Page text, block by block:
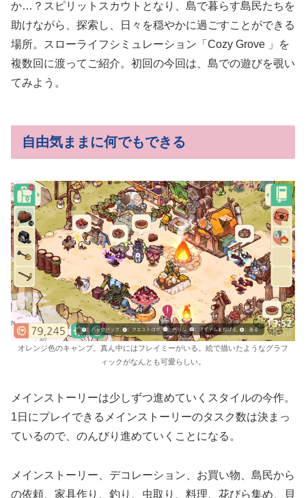
か…？スピリットスカウトとなり、島で暮らす島民たちを
助けながら、探索し、日々を穏やかに過ごすことができる
場所。スローライフシミュレーション「Cozy Grove 」を
複数回に渡ってご紹介。初回の今回は、島での遊びを覗い
てみよう。
自由気ままに何でもできる
オレンジ色のキャンプ。真ん中にはフレイミーがいる。絵で描いたようなグラフ
ィックがなんとも可愛らしい。
メインストーリーは少しずつ進めていくスタイルの今作。
1日にプレイできるメインストーリーのタスク数は決まっ
ているので、のんびり進めていくことになる。
メインストーリー、デコレーション、お買い物、島民から
の依頼、家具作り、釣り、虫取り、料理、花びら集め、貝